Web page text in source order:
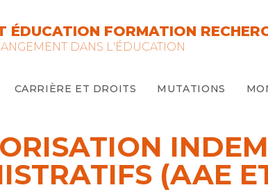
ÉDUCATION FORMATION
DANS L'ÉDUCATION
CARRIÈRE ET DROITS MUTATIONS
(AAE